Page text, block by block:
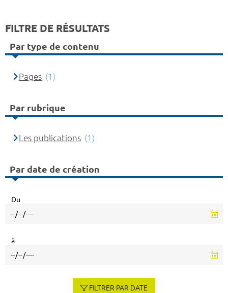
FILTRE DE RÉSULTATS
Par type de contenu
Pages (1)
Par rubrique
Les publications (1)
Par date de création
Du
à
FILTRER PAR DATE